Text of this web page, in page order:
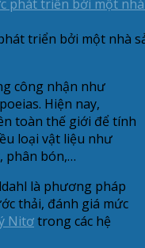
triển bởi một nhà
công nhận như
Hiện nay,
toàn thế giới để tính
loại vật liệu như
phân bón,…
là phương pháp
thải, đánh giá mức
Nitơtrong các hệ